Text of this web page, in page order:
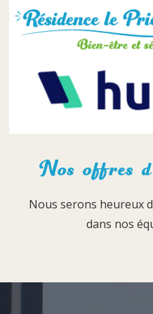
Nos offres
Nous serons heureux
dans nos